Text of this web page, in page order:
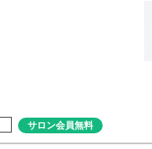
サロン会員無料